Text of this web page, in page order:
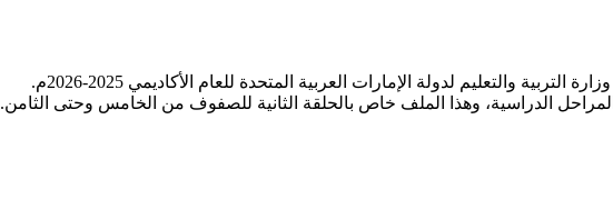
والتعليم لدولة الإمارات العربية المتحدة للعام الأكاديمي 2025-2026م.
الدراسية، وهذا الملف خاص بالحلقة الثانية للصفوف من الخامس وحتى الثامن.